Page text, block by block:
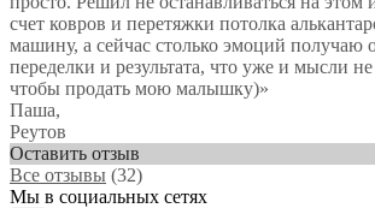
счет ковров и перетяжки потолка
машину, а сейчас столько эмоций получаю
переделки и результата, что уже и мысли
чтобы продать мою малышку)»
Паша,
Реутов
Оставить отзыв
Все отзывы (32)
Мы в социальных сетях